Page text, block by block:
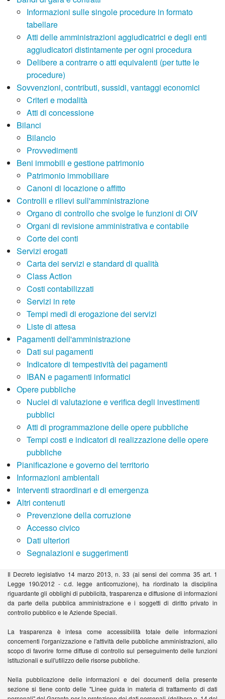
Informazioni sulle singole procedure in formato
tabellare
Atti delle amministrazioni aggiudicatrici e degli enti
aggiudicatori distintamente per ogni procedura
Delibere a contrarre o atti equivalenti (per tutte le
procedure)
Sovvenzioni, contributi, sussidi, vantaggi economici
Criteri e modalità
Atti di concessione
Bilanci
Bilancio
Provvedimenti
Beni immobili e gestione patrimonio
Patrimonio immobiliare
Canoni di locazione o affitto
Controlli e rilievi sull'amministrazione
Organo di controllo che svolge le funzioni di OIV
Organi di revisione amministrativa e contabile
Corte dei conti
Servizi erogati
Carta dei servizi e standard di qualità
Class Action
Costi contabilizzati
Servizi in rete
Tempi medi di erogazione dei servizi
Liste di attesa
Pagamenti dell'amministrazione
Dati sui pagamenti
Indicatore di tempestività dei pagamenti
IBAN e pagamenti informatici
Opere pubbliche
Nuclei di valutazione e verifica degli investimenti
pubblici
Atti di programmazione delle opere pubbliche
Tempi costi e indicatori di realizzazione delle opere
pubbliche
Pianificazione e governo del territorio
Informazioni ambientali
Interventi straordinari e di emergenza
Altri contenuti
Prevenzione della corruzione
Accesso civico
Dati ulteriori
Segnalazioni e suggerimenti
Il Decreto legislativo 14 marzo 2013, n. 33 (ai sensi del comma 35 art. 1
Legge 190/2012 - c.d. legge anticorruzione), ha riordinato la disciplina
riguardante gli obblighi di pubblicità, trasparenza e diffusione di informazioni
da parte della pubblica amministrazione e i soggetti di diritto privato in
controllo pubblico e le Aziende Speciali.
La trasparenza è intesa come accessibilità totale delle informazioni
concernenti l'organizzazione e l'attività delle pubbliche amministrazioni, allo
scopo di favorire forme diffuse di controllo sul perseguimento delle funzioni
istituzionali e sull'utilizzo delle risorse pubbliche.
Nella pubblicazione delle informazioni e dei documenti della presente
sezione si tiene conto delle "Linee guida in materia di trattamento di dati